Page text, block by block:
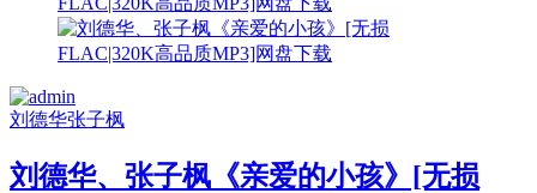
刘德华张子枫
刘德华、张子枫《亲爱的小孩》[无损